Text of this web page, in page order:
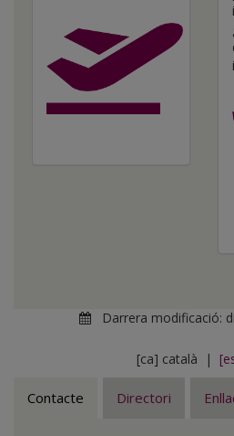
i
Darrera modificació:
[ca] català |
Contacte Directori